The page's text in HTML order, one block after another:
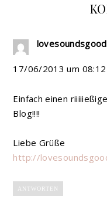
lovesoundsgood
17/06/2013 um 08:12
Einfach einen
Blog!!!!
Liebe Grüße
http://
ANTWORTEN